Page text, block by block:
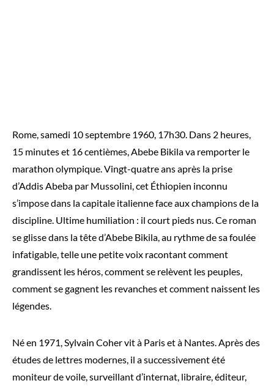
Rome, samedi 10 septembre 1960, 17h30. Dans 2 heures,
15 minutes et 16 centièmes, Abebe Bikila va remporter le
marathon olympique. Vingt-quatre ans après la prise
d’Addis Abeba par Mussolini, cet Éthiopien inconnu
s’impose dans la capitale italienne face aux champions de la
discipline. Ultime humiliation : il court pieds nus. Ce roman
se glisse dans la tête d’Abebe Bikila, au rythme de sa foulée
infatigable, telle une petite voix racontant comment
grandissent les héros, comment se relèvent les peuples,
comment se gagnent les revanches et comment naissent les
légendes.
Né en 1971, Sylvain Coher vit à Paris et à Nantes. Après des
études de lettres modernes, il a successivement été
moniteur de voile, surveillant d’internat, libraire, éditeur,